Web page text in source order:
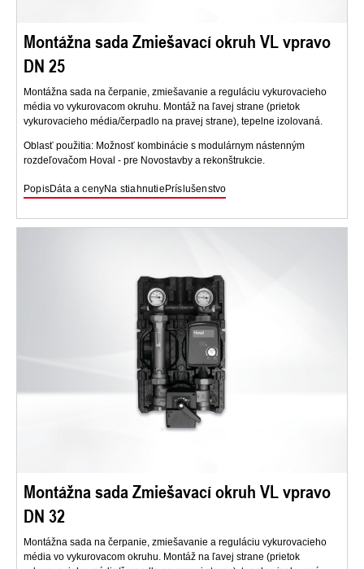
Montážna sada Zmiešavací okruh VL vpravo
DN 25
Montážna sada na čerpanie, zmiešavanie a reguláciu vykurovacieho
média vo vykurovacom okruhu. Montáž na ľavej strane (prietok
vykurovacieho média/čerpadlo na pravej strane), tepelne izolovaná.
Oblasť použitia: Možnosť kombinácie s modulárnym nástenným
rozdeľovačom Hoval - pre Novostavby a rekonštrukcie.
PopisDáta a cenyNa stiahnutie Príslušenstvo
Montážna sada Zmiešavací okruh VL vpravo
DN 32
Montážna sada na čerpanie, zmiešavanie a reguláciu vykurovacieho
média vo vykurovacom okruhu. Montáž na ľavej strane (prietok